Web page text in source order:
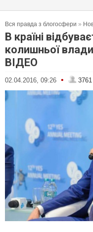
Вся правда з блогосфери »
В країні
колишньої
ВІДЕО
02.04.2016, 09:26 • 3761